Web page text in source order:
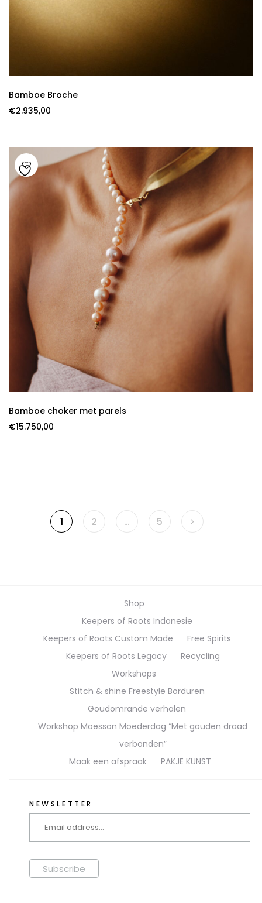
Bamboe Broche
€2.935,00
Bamboe choker met parels
€15.750,00
1 2 … 5
Shop
Keepers of Roots Indonesie
Keepers of Roots Custom Made
Free Spirits
Keepers of Roots Legacy
Recycling
Workshops
Stitch & shine Freestyle Borduren
Goudomrande verhalen
Workshop Moesson Moederdag “Met gouden draad
verbonden”
Maak een afspraak
PAKJE KUNST
NEWSLETTER